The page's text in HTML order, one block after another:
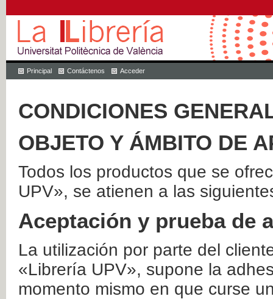
Principal Contáctenos Acceder
CONDICIONES
OBJETO Y ÁMBITO DE
Todos los productos que se
UPV», se atienen a las
Aceptación y prueba de
La utilización por parte del
«Librería UPV», supone la
momento mismo en que curse